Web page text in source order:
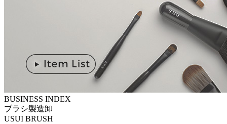
BUSINESS INDEX
ブラシ製造卸
USUI BRUSH